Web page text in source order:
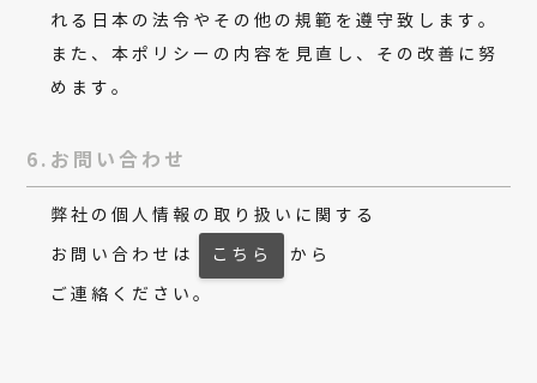
れる日本の法令やその他の規範を遵守致します。
また、本ポリシーの内容を見直し、その改善に努
めます。
6.お問い合わせ
弊社の個人情報の取り扱いに関する
お問い合わせは
こちら
から
ご連絡ください。